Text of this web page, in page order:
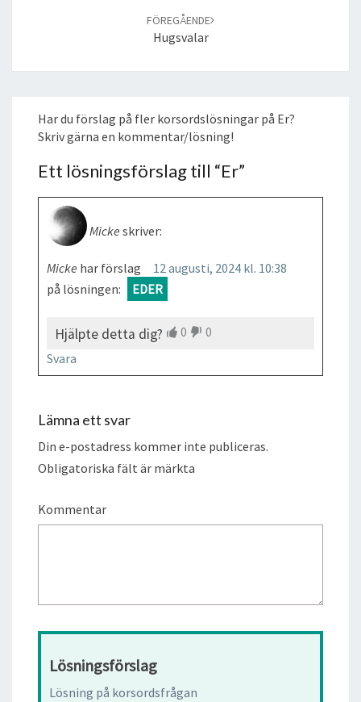
FÖREGÅENDE
Hugsvalar
Har du förslag på fler korsordslösningar på Er?
Skriv gärna en kommentar/lösning!
Ett lösningsförslag till “Er”
Micke skriver:
12 augusti, 2024 kl. 10:38
Micke har förslag
på lösningen:
EDER
Hjälpte detta dig? 0
0
Svara
Lämna ett svar
Din e-postadress kommer inte publiceras.
Obligatoriska fält är märkta
Kommentar
Lösningsförslag
Lösning på korsordsfrågan